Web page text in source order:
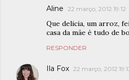
Aline 22 março, 2012 19:12
Que delicia, um arroz,
casa da mãe é tudo de
RESPONDER
Ila Fox 22 março, 2012